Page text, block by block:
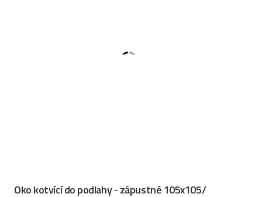
Oko kotvící do podlahy - zápustné 105x105/